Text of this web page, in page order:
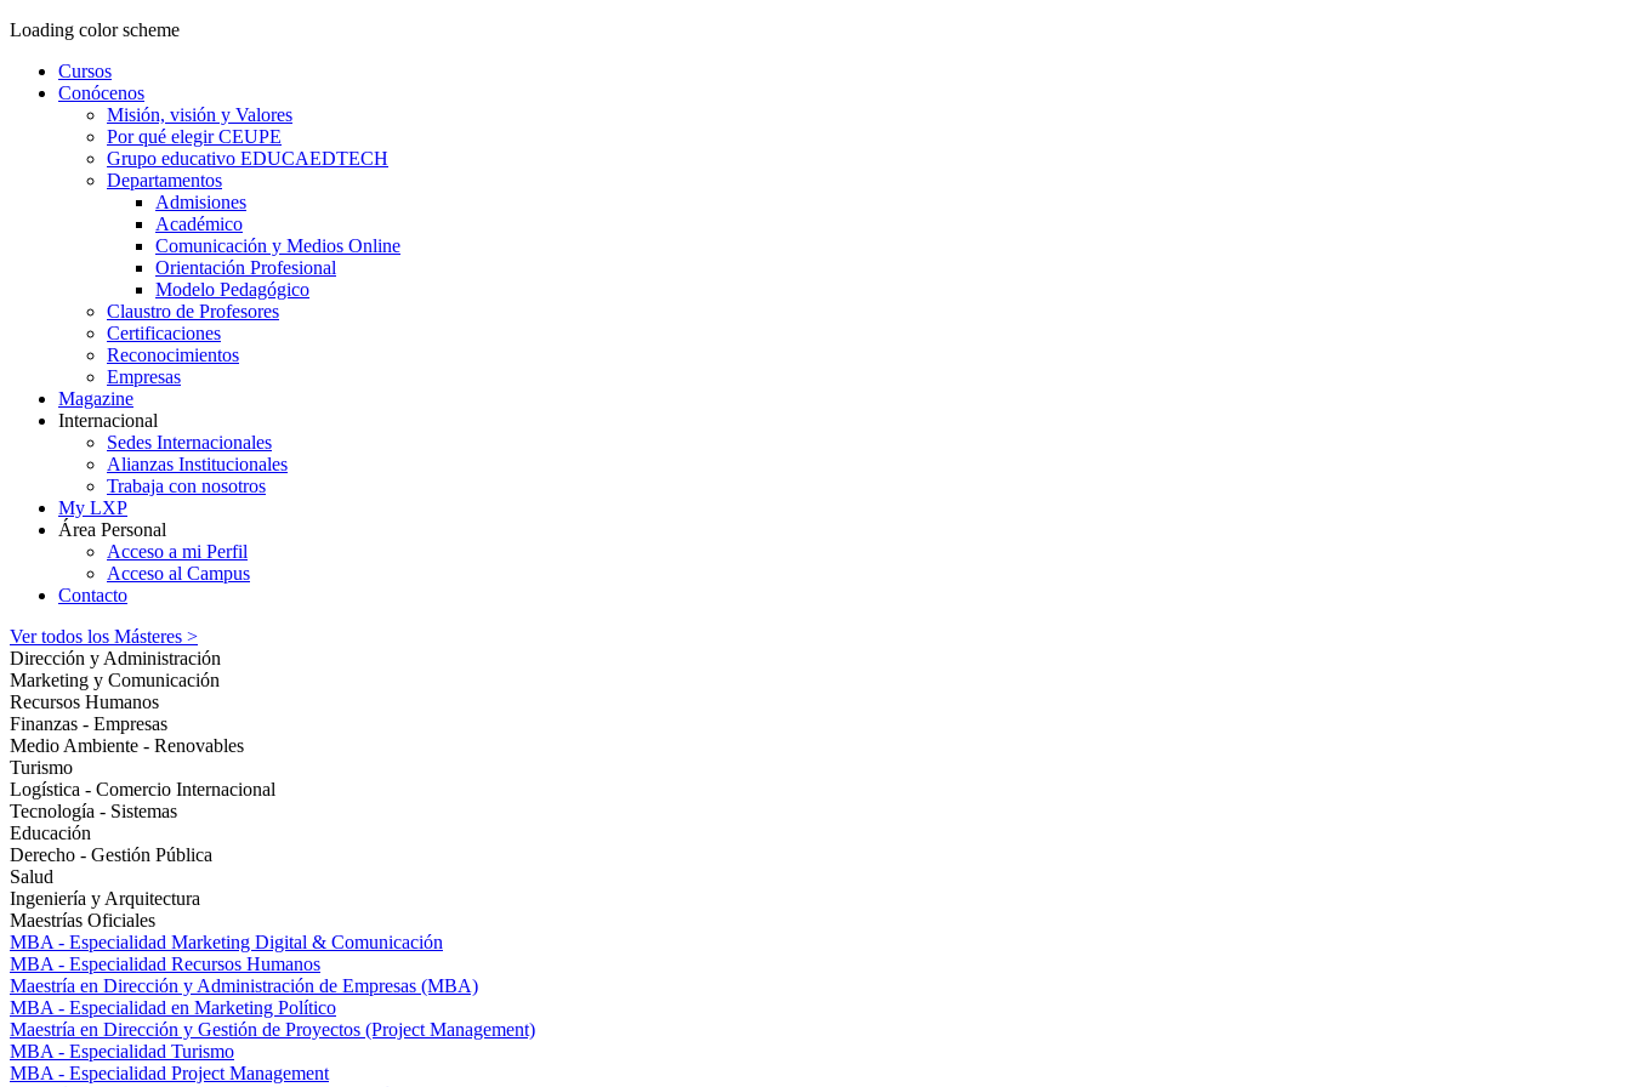
Loading color scheme
Cursos
Conócenos
Misión, visión y Valores
Por qué elegir CEUPE
Grupo educativo EDUCAEDTECH
Departamentos
Admisiones
Académico
Comunicación y Medios Online
Orientación Profesional
Modelo Pedagógico
Claustro de Profesores
Certificaciones
Reconocimientos
Empresas
Magazine
Internacional
Sedes Internacionales
Alianzas Institucionales
Trabaja con nosotros
My LXP
Área Personal
Acceso a mi Perfil
Acceso al Campus
Contacto
Ver todos los Másteres >
Dirección y Administración
Marketing y Comunicación
Recursos Humanos
Finanzas - Empresas
Medio Ambiente - Renovables
Turismo
Logística - Comercio Internacional
Tecnología - Sistemas
Educación
Derecho - Gestión Pública
Salud
Ingeniería y Arquitectura
Maestrías Oficiales
MBA - Especialidad Marketing Digital & Comunicación
MBA - Especialidad Recursos Humanos
Maestría en Dirección y Administración de Empresas (MBA)
MBA - Especialidad en Marketing Político
Maestría en Dirección y Gestión de Proyectos (Project Management)
MBA - Especialidad Turismo
MBA - Especialidad Project Management